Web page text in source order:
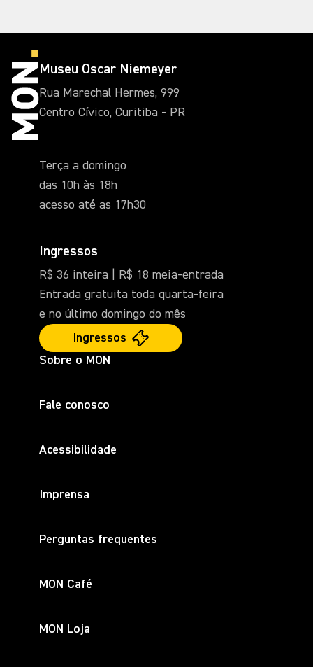
Museu Oscar Niemeyer
Rua Marechal Hermes, 999
Centro Cívico, Curitiba - PR
Terça a domingo
das 10h às 18h
acesso até as 17h30
Ingressos
R$ 36 inteira | R$ 18 meia-entrada
Entrada gratuita toda quarta-feira
e no último domingo do mês
Ingressos
Sobre o MON
Fale conosco
Acessibilidade
Imprensa
Perguntas frequentes
MON Café
MON Loja